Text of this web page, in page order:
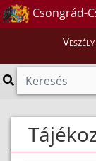
Csongrád-